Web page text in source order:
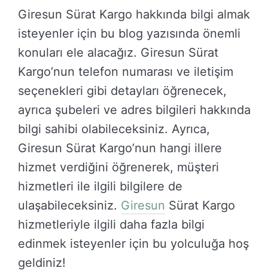
Giresun Sürat Kargo hakkında bilgi almak
isteyenler için bu blog yazısında önemli
konuları ele alacağız. Giresun Sürat
Kargo’nun telefon numarası ve iletişim
seçenekleri gibi detayları öğrenecek,
ayrıca şubeleri ve adres bilgileri hakkında
bilgi sahibi olabileceksiniz. Ayrıca,
Giresun Sürat Kargo’nun hangi illere
hizmet verdiğini öğrenerek, müşteri
hizmetleri ile ilgili bilgilere de
ulaşabileceksiniz. Giresun Sürat Kargo
hizmetleriyle ilgili daha fazla bilgi
edinmek isteyenler için bu yolculuğa hoş
geldiniz!